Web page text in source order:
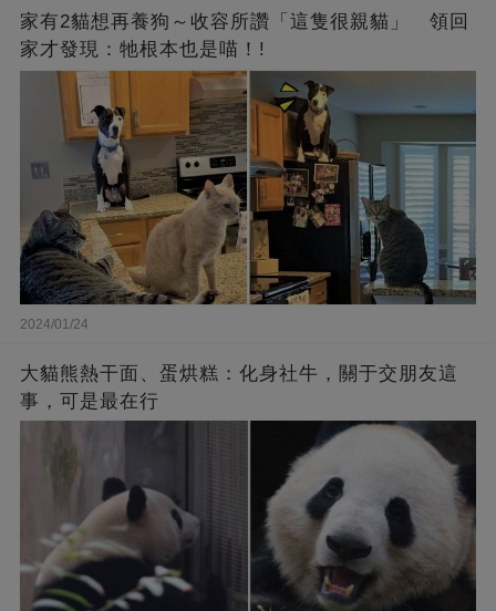
家有2貓想再養狗～收容所讚「這隻很親貓」 領回
家才發現：牠根本也是喵！!
2024/01/24
大貓熊熱干面、蛋烘糕：化身社牛，關于交朋友這
事，可是最在行